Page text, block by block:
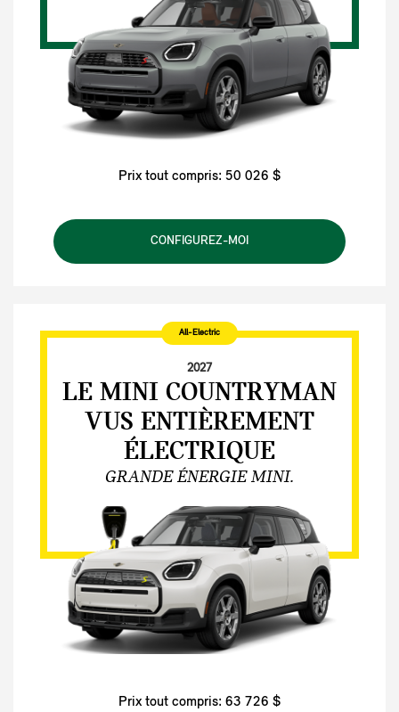
Prix tout compris: 50 026 $
CONFIGUREZ-MOI
All-Electric
2027
LE MINI COUNTRYMAN
VUS ENTIÈREMENT
ÉLECTRIQUE
GRANDE ÉNERGIE MINI.
Prix tout compris: 63 726 $